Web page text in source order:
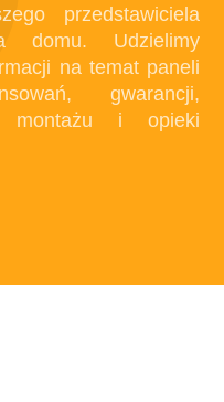
przedstawiciela
domu. Udzielimy
na temat paneli
gwarancji,
montażu i opieki